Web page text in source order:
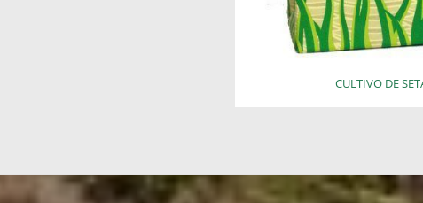
CULTIVO DE